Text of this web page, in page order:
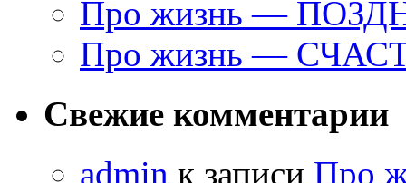
Про жизнь —
Про жизнь —
Свежие комментарии
admin к записи Про